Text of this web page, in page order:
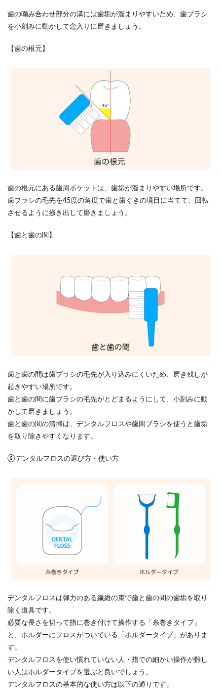
歯の噛み合わせ部分の溝には歯垢が溜まりやすいため、歯ブラシ
を小刻みに動かして念入りに磨きましょう。
【歯の根元】
歯の根元にある歯周ポケットは、歯垢が溜まりやすい場所です。
歯ブラシの毛先を45度の角度で歯と歯ぐきの境目に当てて、回転
させるように掻き出して磨きましょう。
【歯と歯の間】
歯と歯の間は歯ブラシの毛先が入り込みにくいため、磨き残しが
起きやすい場所です。
歯と歯の間に歯ブラシの毛先がとどまるようにして、小刻みに動
かして磨きましょう。
歯と歯の間の清掃は、デンタルフロスや歯間ブラシを使うと歯垢
を取り除きやすくなります。
⑤デンタルフロスの選び方・使い方
デンタルフロスは弾力のある繊維の束で歯と歯の間の歯垢を取り
除く道具です。
必要な長さを切って指に巻き付けて操作する「糸巻きタイプ」
と、ホルダーにフロスがついている「ホルダータイプ」がありま
す。
デンタルフロスを使い慣れていない人・指での細かい操作が難し
い人はホルダータイプを選ぶと良いでしょう。
デンタルフロスの基本的な使い方は以下の通りです。